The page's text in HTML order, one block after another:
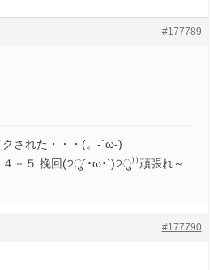
#177789
クされた・・・(。-`ω-)
４－５ 挽回(੭ु´･ω･`)੭ु⁾⁾頑張れ～
#177790